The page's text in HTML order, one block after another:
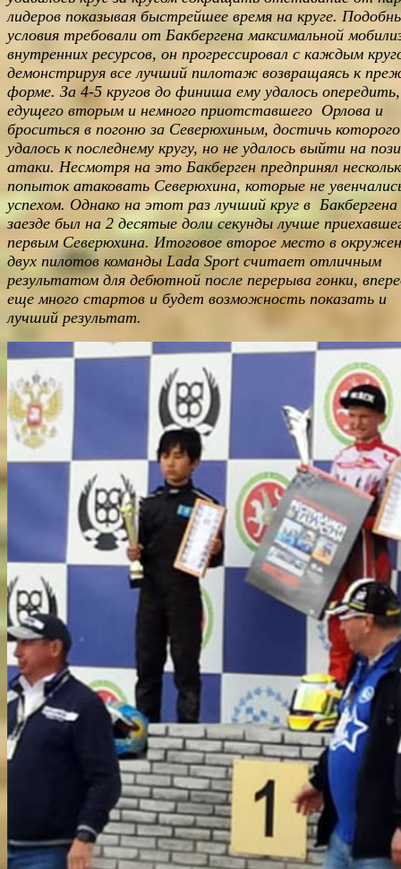
лидеров показывая быстрейшее время на круге.
условия требовали от Бакбергена максимальной
внутренних ресурсов, он прогрессировал с каждым
демонстрируя все лучший пилотаж возвращаясь к
форме. За 4-5 кругов до финиша ему удалось опередить,
едущего вторым и немного приотставшего Орлова и
броситься в погоню за Северюхиным, достичь которого
удалось к последнему кругу, но не удалось выйти на
атаки. Несмотря на это Бакберген предпринял
попыток атаковать Северюхина, которые не
успехом. Однако на этот раз лучший круг в Бакбергена
заезде был на 2 десятые доли секунды лучше
первым Северюхина. Итоговое второе место в
двух пилотов команды Lada Sport считает отличным
результатом для дебютной после перерыва гонки,
еще много стартов и будет возможность показать и
лучший результат.